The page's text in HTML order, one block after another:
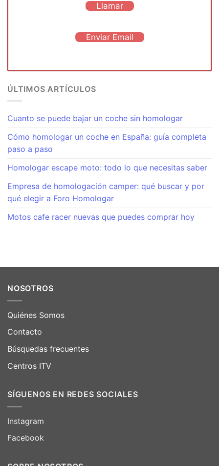
Llamar
Enviar Email
ÚLTIMOS ARTÍCULOS
Cuanto se puede bajar un coche sin homologar
Cómo homologar un coche en España: guía completa
paso a paso
Homologar escape moto: todo lo que necesitas saber
Empresa de homologación camper: qué buscar y por
qué elegir a Foro Homologar
Motos cafe racer nuevas que puedes comprar hoy
NOSOTROS
Quiénes Somos
Contacto
Búsquedas frecuentes
Centros ITV
SÍGUENOS EN REDES SOCIALES
Instagram
Facebook